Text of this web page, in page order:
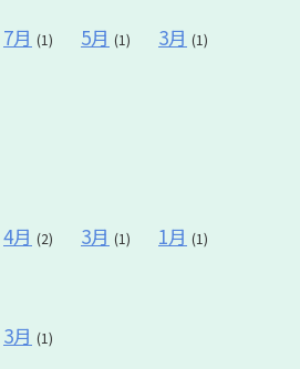
7月 (1) 5月 (1) 3月 (1)
4月 (2) 3月 (1) 1月 (1)
3月 (1)